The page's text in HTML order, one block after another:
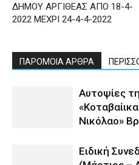
ΔΗΜΟΥ ΑΡΓΙΘΕΑΣ ΑΠΟ 18-4-
2022 ΜΕΧΡΙ 24-4-4-2022
ΠΑΡΟΜΟΙΑ ΑΡΘΡΑ
Αυτοψίες
Νικόλαο»
Ειδική